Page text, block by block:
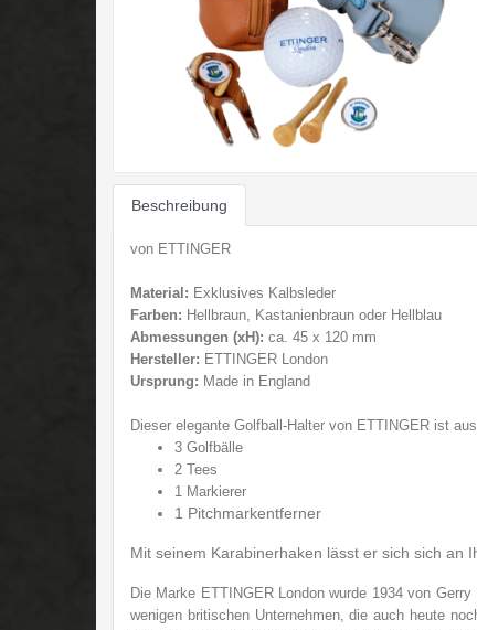
Beschreibung
von ETTINGER
Material: Exklusives Kalbsleder
Farben: Hellbraun, Kastanienbraun oder Hellblau
Abmessungen (xH): ca. 45 x 120 mm
Hersteller: ETTINGER London
Ursprung: Made in England
Dieser elegante Golfball-Halter von ETTINGER ist
3 Golfbälle
2 Tees
1 Markierer
1 Pitchmarkentferner
Mit seinem Karabinerhaken lässt er sich sich an
Die Marke ETTINGER London wurde 1934 von
wenigen britischen Unternehmen, dieauch heute no